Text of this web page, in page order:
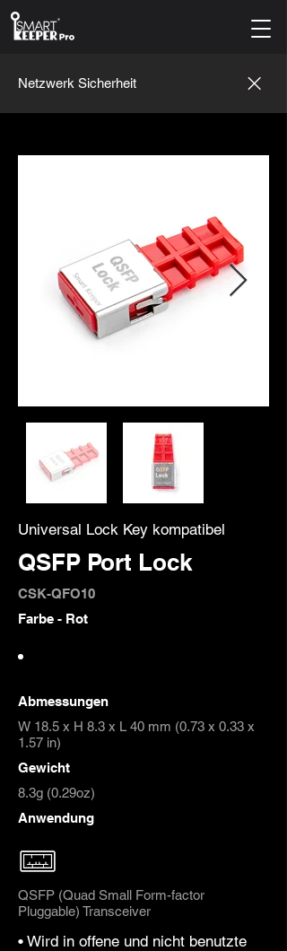
Netzwerk Sicherheit
Universal Lock Key kompatibel
QSFP Port Lock
CSK-QFO10
Farbe - Rot
Abmessungen
W 18.5 x H 8.3 x L 40 mm (0.73 x 0.33 x
1.57 in)
Gewicht
8.3g (0.29oz)
Anwendung
QSFP (Quad Small Form-factor
Pluggable) Transceiver
• Wird in offene und nicht benutzte